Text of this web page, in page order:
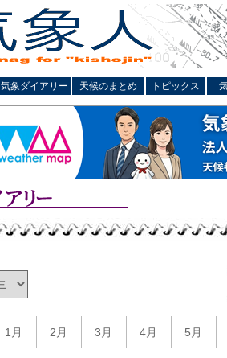
気象ダイアリー 天候のまとめ トピックス
1月 2月 3月 4月 5月